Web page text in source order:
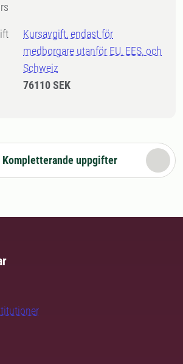
Kursavgift, endast för
medborgare utanför EU, EES, och
Schweiz
76110 SEK
Kompletterande uppgifter